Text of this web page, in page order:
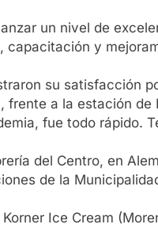
un nivel de
capacitación y
su satisfacción
frente a la estación
fue todo rápido.
del Centro, en
de la
Ice Cream